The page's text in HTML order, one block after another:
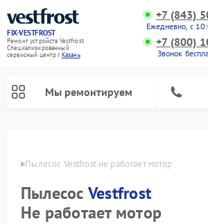
FIX-VESTFROST
Ремонт устройств Vestfrost
Специализированный
cервисный центр г.Казань
+7 (843)
Ежедневно, с
+7 (800)
Звонок
Мы ремонтируем
Пылесос Vestfrost не работает мотор
Пылесос Vestfrost
Не работает мотор